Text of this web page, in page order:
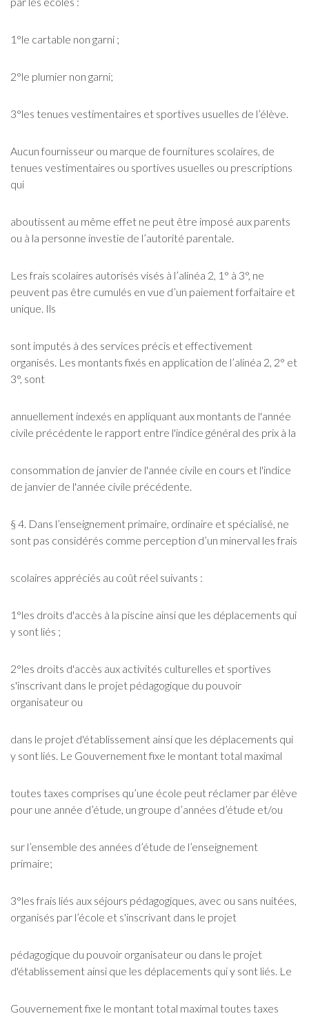
1°le cartable non garni ;
2°le plumier non garni;
3°les tenues vestimentaires et sportives usuelles de l’élève.
Aucun fournisseur ou marque de fournitures scolaires, de
tenues vestimentaires ou sportives usuelles ou prescriptions
qui
aboutissent au même effet ne peut être imposé aux parents
ou à la personne investie de l’autorité parentale.
Les frais scolaires autorisés visés à l’alinéa 2, 1° à 3°, ne
peuvent pas être cumulés en vue d’un paiement forfaitaire et
unique. Ils
sont imputés à des services précis et effectivement
organisés. Les montants fixés en application de l’alinéa 2, 2° et
3°, sont
annuellement indexés en appliquant aux montants de l'année
civile précédente le rapport entre l'indice général des prix à la
consommation de janvier de l'année civile en cours et l'indice
de janvier de l'année civile précédente.
§ 4. Dans l’enseignement primaire, ordinaire et spécialisé, ne
sont pas considérés comme perception d’un minerval les frais
scolaires appréciés au coût réel suivants :
1°les droits d'accès à la piscine ainsi que les déplacements qui
y sont liés ;
2°les droits d'accès aux activités culturelles et sportives
s'inscrivant dans le projet pédagogique du pouvoir
organisateur ou
dans le projet d'établissement ainsi que les déplacements qui
y sont liés. Le Gouvernement fixe le montant total maximal
toutes taxes comprises qu’une école peut réclamer par élève
pour une année d’étude, un groupe d’années d’étude et/ou
sur l’ensemble des années d’étude de l’enseignement
primaire;
3°les frais liés aux séjours pédagogiques, avec ou sans nuitées,
organisés par l’école et s'inscrivant dans le projet
pédagogique du pouvoir organisateur ou dans le projet
d'établissement ainsi que les déplacements qui y sont liés. Le
Gouvernement fixe le montant total maximal toutes taxes